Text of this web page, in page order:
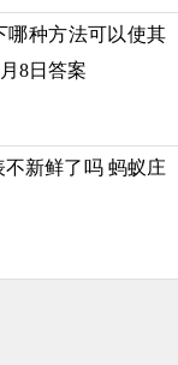
哪种方法可以使其
8日答案
新鲜了吗 蚂蚁庄